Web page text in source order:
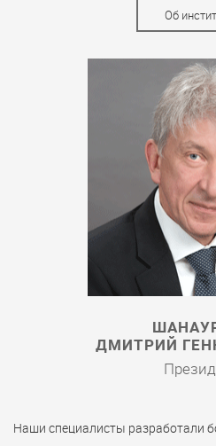
Об
ДМИТРИЙ
Наши специалисты разработали